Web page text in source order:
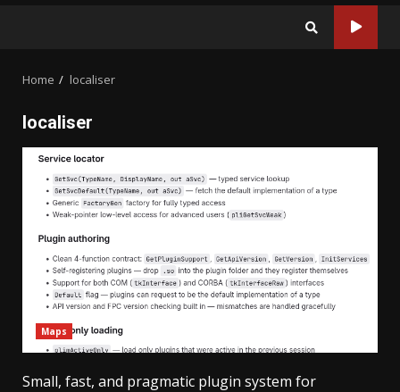
Home localiser
localiser
Maps
Small, fast, and pragmatic plugin system for